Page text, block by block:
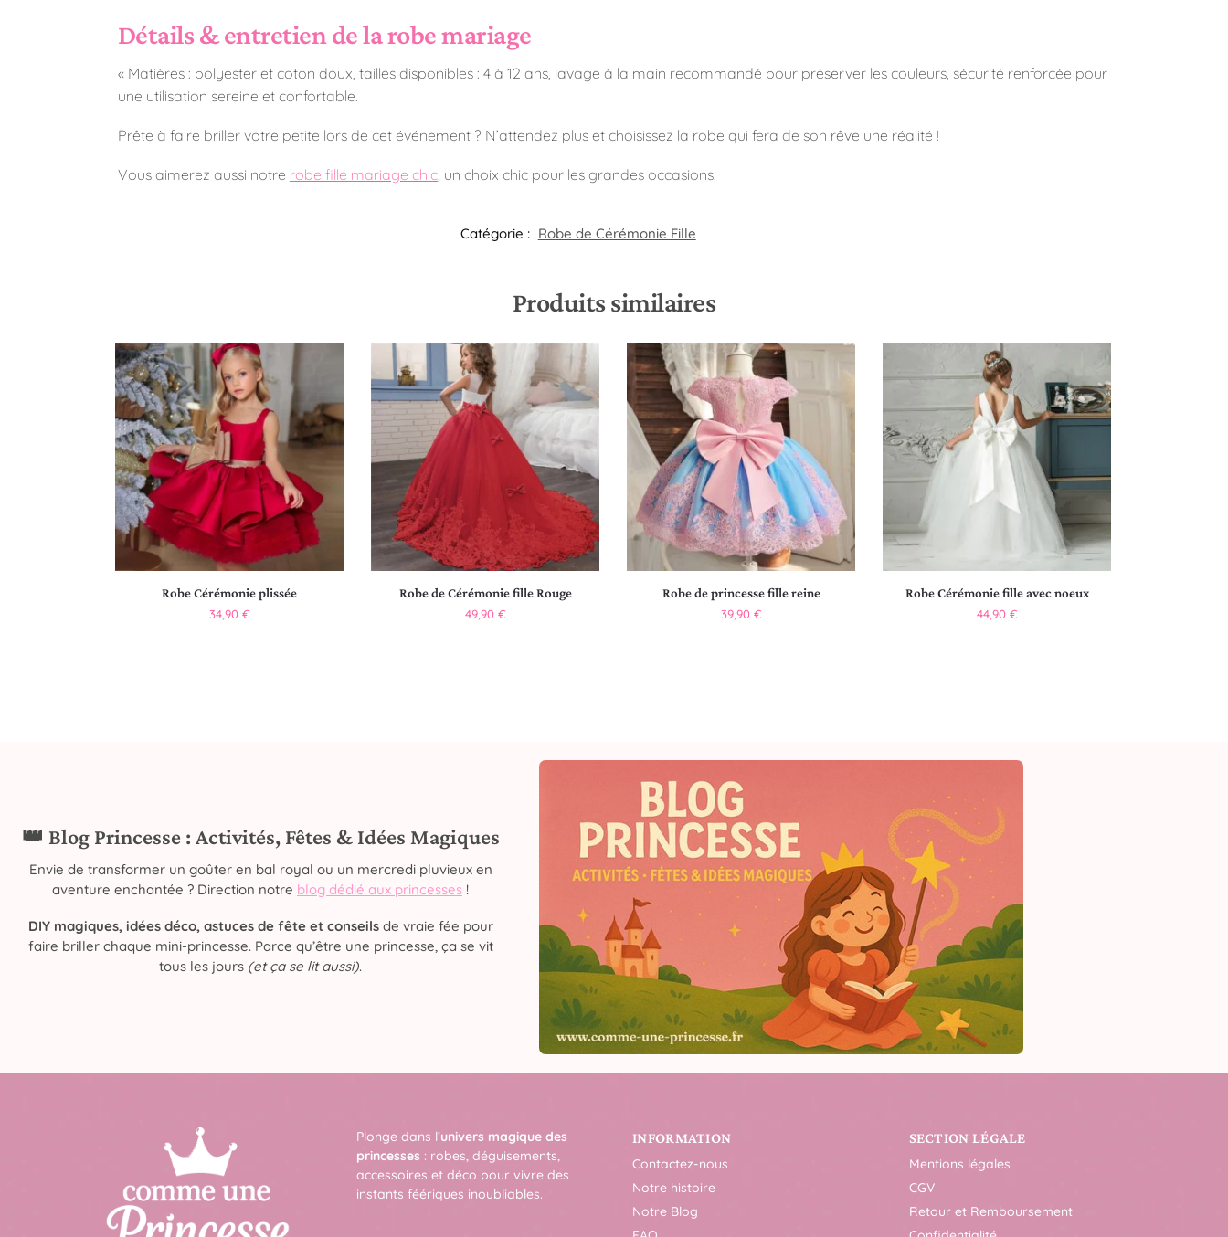
Détails & entretien de la robe mariage
« Matières : polyester et coton doux, tailles disponibles : 4 à 12 ans, lavage à la main recommandé pour préserver les couleurs, sécurité renforcée pour
une utilisation sereine et confortable.
Prête à faire briller votre petite lors de cet événement ? N’attendez plus et choisissez la robe qui fera de son rêve une réalité !
Vous aimerez aussi notre robe fille mariage chic, un choix chic pour les grandes occasions.
Catégorie : Robe de Cérémonie Fille​
Produits similaires
Robe Cérémonie plissée
34,90 €
Robe de Cérémonie fille Rouge
49,90 €
Robe de princesse fille reine
39,90 €
Robe Cérémonie fille avec noeux
44,90 €
👑 Blog Princesse : Activités, Fêtes & Idées Magiques
Envie de transformer un goûter en bal royal ou un mercredi pluvieux en
aventure enchantée ? Direction notre blog dédié aux princesses !
DIY magiques, idées déco, astuces de fête et conseilsde vraie fée pour
faire briller chaque mini-princesse. Parce qu’être une princesse, ça se vit
tous les jours (et ça se lit aussi).
Plonge dans l’univers magique des
princesses : robes, déguisements,
accessoires et déco pour vivre des
instants féériques inoubliables.
INFORMATION
Contactez-nous
Notre histoire
Notre Blog
SECTION LÉGALE
Mentions légales
CGV
Retour et Remboursement